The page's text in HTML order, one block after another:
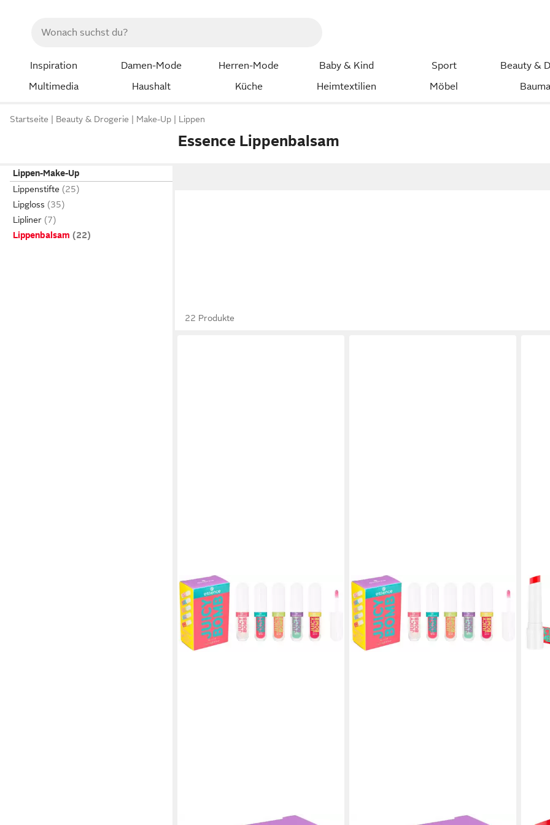
Inspiration Damen-Mode Herren-Mode Baby & Kind Sport
Beauty &
Multimedia
Haushalt Küche Heimtextilien Möbel
Startseite Beauty & Drogerie Make-Up Lippen
Essence Lippenbalsam
Lippen-Make-Up
Lippenstifte
Lipgloss
Lipliner
Lippenbalsam
22 Produkte